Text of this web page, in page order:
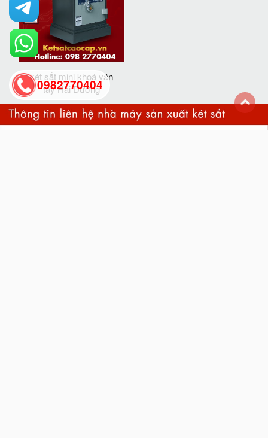
két sắt mini khoá vân
tay Hải Dương
0982770404
back